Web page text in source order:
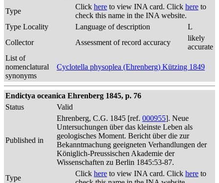
Type
Click here to view INA card. Click here to
check this name in the INA website.
Type Locality
Language of description
L
Collector
Assessment of record accuracy
likely
accurate
List of
nomenclatural
synonyms
Cyclotella physoplea (Ehrenberg) Kützing 1849
Endictya oceanica Ehrenberg 1845, p. 76
Status
Valid
Published in
Ehrenberg, C.G. 1845 [ref. 000955]. Neue
Untersuchungen über das kleinste Leben als
geologisches Moment. Bericht über die zur
Bekanntmachung geeigneten Verhandlungen der
Königlich-Preussischen Akademie der
Wissenschaften zu Berlin 1845:53-87.
Type
Click here to view INA card. Click here to